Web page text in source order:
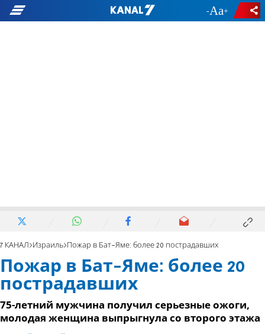
- +
7 КАНАЛ Израиль Пожар в Бат-Яме: более 20 пострадавших
Пожар в Бат-Яме: более 20
пострадавших
75-летний мужчина получил серьезные ожоги,
молодая женщина выпрыгнула со второго этажа